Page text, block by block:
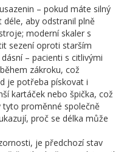
– pokud máte silný
aby odstranil plně
moderní skaler s
sezení oproti starším
– pacienti s citlivými
zákroku, což
je potřeba pískovat i
kartáček nebo špička, což
tyto proměnné společně
proč se délka může
je předchozí stav